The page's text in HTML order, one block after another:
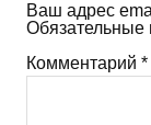
Ваш адрес
Обязательные
Комментарий *